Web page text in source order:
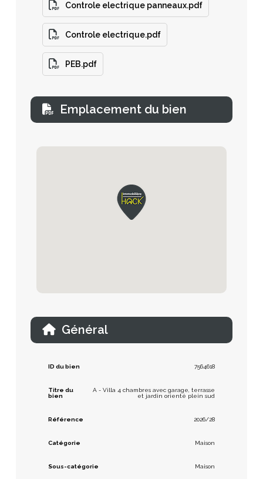
Controle electrique panneaux.pdf
Controle electrique.pdf
PEB.pdf
Emplacement du bien
Général
ID du bien 7564618
Titre du
bien
A - Villa 4 chambres avec garage, terrasse
et jardin orienté plein sud
Référence 2026/28
Catégorie Maison
Sous-catégorie Maison